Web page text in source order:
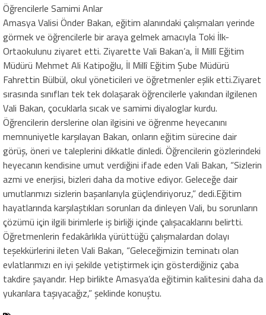
Öğrencilerle Samimi Anlar
Amasya Valisi Önder Bakan, eğitim alanındaki çalışmaları yerinde
görmek ve öğrencilerle bir araya gelmek amacıyla Toki İlk-
Ortaokulunu ziyaret etti. Ziyarette Vali Bakan’a, İl Millî Eğitim
Müdürü Mehmet Ali Katipoğlu, İl Millî Eğitim Şube Müdürü
Fahrettin Bülbül, okul yöneticileri ve öğretmenler eşlik etti.Ziyaret
sırasında sınıfları tek tek dolaşarak öğrencilerle yakından ilgilenen
Vali Bakan, çocuklarla sıcak ve samimi diyaloglar kurdu.
Öğrencilerin derslerine olan ilgisini ve öğrenme heyecanını
memnuniyetle karşılayan Bakan, onların eğitim sürecine dair
görüş, öneri ve taleplerini dikkatle dinledi. Öğrencilerin gözlerindeki
heyecanın kendisine umut verdiğini ifade eden Vali Bakan, “Sizlerin
azmi ve enerjisi, bizleri daha da motive ediyor. Geleceğe dair
umutlarımızı sizlerin başarılarıyla güçlendiriyoruz,” dedi.Eğitim
hayatlarında karşılaştıkları sorunları da dinleyen Vali, bu sorunların
çözümü için ilgili birimlerle iş birliği içinde çalışacaklarını belirtti.
Öğretmenlerin fedakârlıkla yürüttüğü çalışmalardan dolayı
teşekkürlerini ileten Vali Bakan, “Geleceğimizin teminatı olan
evlatlarımızı en iyi şekilde yetiştirmek için gösterdiğiniz çaba
takdire şayandır. Hep birlikte Amasya’da eğitimin kalitesini daha da
yukarılara taşıyacağız,” şeklinde konuştu.